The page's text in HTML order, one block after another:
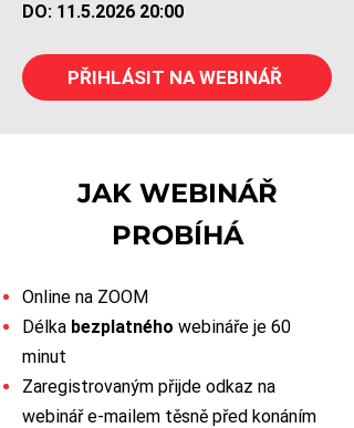
DO: 11.5.2026 20:00
PŘIHLÁSIT NA WEBINÁŘ
JAK WEBINÁŘ
PROBÍHÁ
Online na ZOOM
Délka bezplatného webináře je 60
minut
Zaregistrovaným přijde odkaz na
webinář e-mailem těsně před konáním